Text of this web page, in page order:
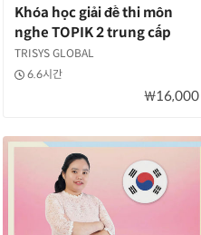
Khóa học giải đề thi môn
nghe TOPIK 2 trung cấp
TRISYS GLOBAL
6.6시간
₩16,000